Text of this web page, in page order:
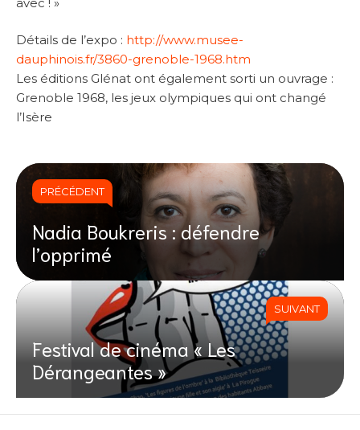
Détails de l’expo : http://www.musee-
dauphinois.fr/3860-grenoble-1968.htm
Les éditions Glénat ont également sorti un ouvrage :
Grenoble 1968, les jeux olympiques qui ont changé
l’Isère
PRÉCÉDENT
Nadia Boukreris : défendre
l’opprimé
SUIVANT
Festival de cinéma « Les
Dérangeantes »